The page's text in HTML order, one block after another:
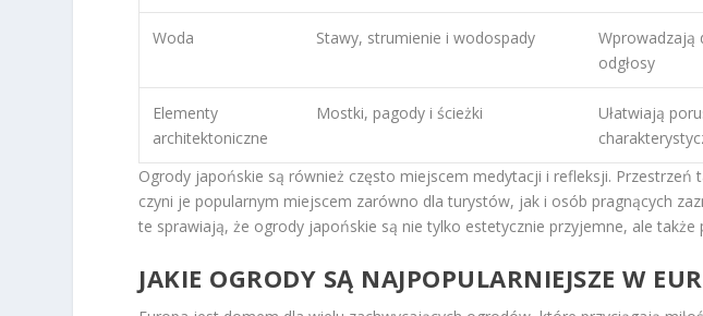
Woda Stawy, strumienie i wodospady
Wprowadzają
odgłosy
Elementy
architektoniczne
Mostki, pagody i ścieżki
Ułatwiają
Ogrody japońskie są również często miejscem medytacji i refleksji. Przestrzeń
czyni je popularnym miejscem zarówno dla turystów, jak i osób pragnących
te sprawiają, że ogrody japońskie są nie tylko estetycznie przyjemne, ale także
JAKIE OGRODY SĄ NAJPOPULARNIEJSZE W